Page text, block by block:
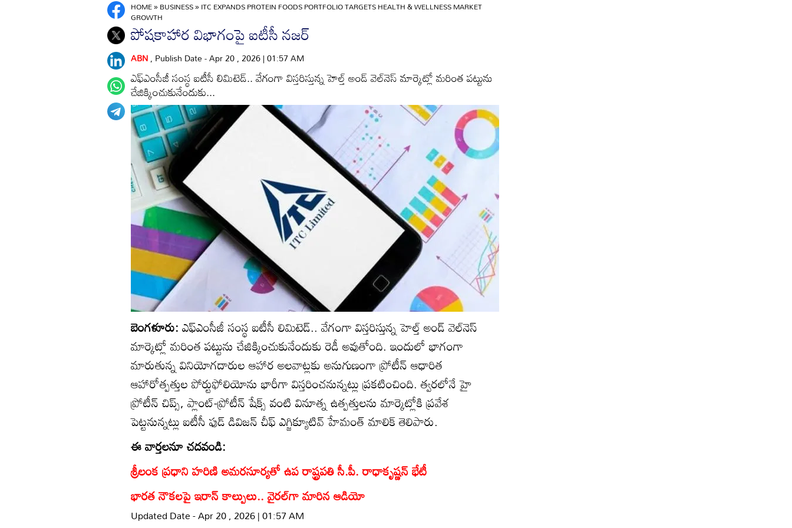
HOME»BUSINESS»ITC EXPANDS PROTEIN FOODS PORTFOLIO TARGETS HEALTH & WELLNESS MARKET
GROWTH
పోషకాహార విభాగంపై ఐటీసీ నజర్‌
ABN, Publish Date - Apr 20 , 2026 | 01:57 AM
ఎఫ్‌ఎంసీజీ సంస్థ ఐటీసీ లిమిటెడ్‌.. వేగంగా విస్తరిస్తున్న హెల్త్‌ అండ్‌ వెల్‌నెస్‌ మార్కెట్లో మరింత పట్టును
చేజిక్కించుకునేందుకు...
బెంగళూరు:ఎఫ్‌ఎంసీజీ సంస్థ ఐటీసీ లిమిటెడ్‌.. వేగంగా విస్తరిస్తున్న హెల్త్‌ అండ్‌ వెల్‌నెస్‌
మార్కెట్లో మరింత పట్టును చేజిక్కించుకునేందుకు రెడీ అవుతోంది. ఇందులో భాగంగా
మారుతున్న వినియోగదారుల ఆహార అలవాట్లకు అనుగుణంగా ప్రోటీన్‌ ఆధారిత
ఆహారోత్పత్తుల పోర్టుఫోలియోను భారీగా విస్తరించనున్నట్లు ప్రకటించింది. త్వరలోనే హై
ప్రోటీన్‌ చిప్స్‌, ప్లాంట్‌-ప్రోటీన్‌ షేక్స్‌ వంటి వినూత్న ఉత్పత్తులను మార్కెట్లోకి ప్రవేశ
పెట్టనున్నట్లు ఐటీసీ ఫుడ్‌ డివిజన్‌ చీఫ్‌ ఎగ్జిక్యూటివ్‌ హేమంత్‌ మాలిక్‌ తెలిపారు.
ఈ వార్తలనూ చదవండి:
శ్రీలంక ప్రధాని హరిణి అమరసూర్యతో ఉప రాష్ట్రపతి సీ.పీ. రాధాకృష్ణన్ భేటీ
భారత నౌకలపై ఇరాన్ కాల్పులు.. వైరల్‌గా మారిన ఆడియో
Updated Date - Apr 20 , 2026 | 01:57 AM